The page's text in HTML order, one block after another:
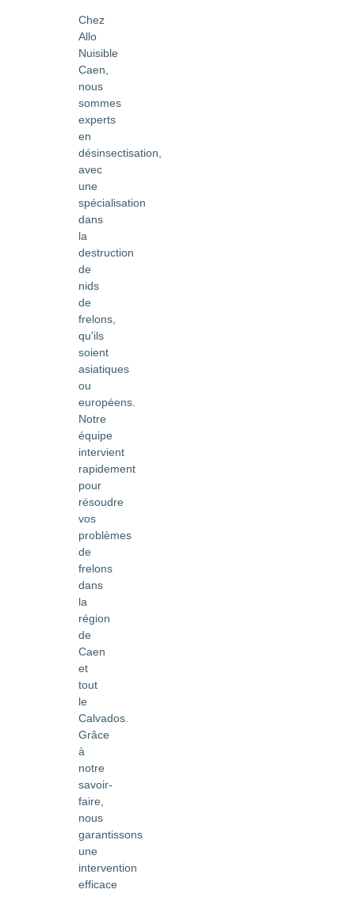
Chez
Allo
Nuisible
Caen,
nous
sommes
experts
en
désinsectisation,
avec
une
spécialisation
dans
la
destruction
de
nids
de
frelons,
qu'ils
soient
asiatiques
ou
européens.
Notre
équipe
intervient
rapidement
pour
résoudre
vos
problèmes
de
frelons
dans
la
région
de
Caen
et
tout
le
Calvados.
Grâce
à
notre
savoir-
faire,
nous
garantissons
une
intervention
efficace